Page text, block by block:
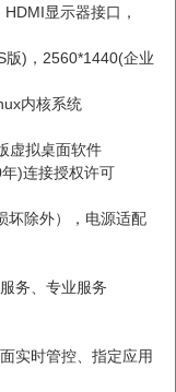
显示器接口，
版)，2560*1440(企业
内核系统
虚拟桌面软件
)连接授权许可
坏除外），电源适配
务、专业服务
实时管控、指定应用